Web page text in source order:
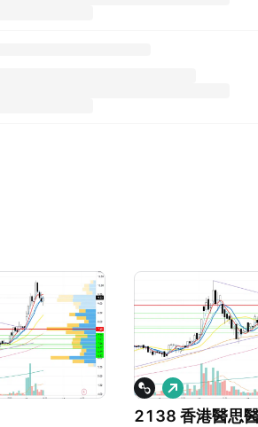
2138 香港醫思
看
多